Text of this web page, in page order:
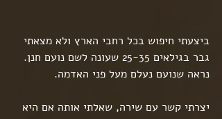
ביצעתי חיפוש בכל רחבי הארץ ולא מצאתי
גבר בגילאים 25-35 שעונה לשם נועם חנן.
נראה שנועם נעלם מעל פני האדמה.
יצרתי קשר עם שירה, שאלתי אותה אם היא